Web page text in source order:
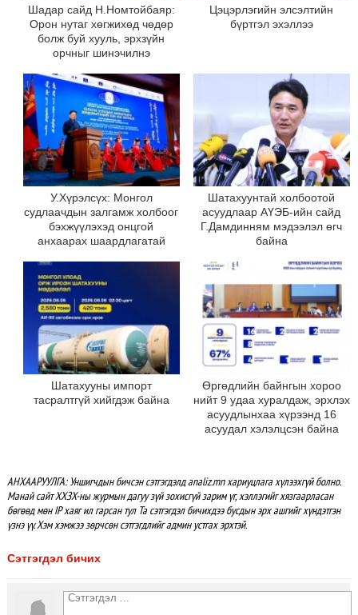
Шадар сайд Н.Номтойбаяр:
Орон нутаг хөгжихөд чөдөр
болж буй хууль, эрхзүйн
орчныг шинэчилнэ
Цэцэрлэгийн элсэлтийн
бүртгэл эхэллээ
У.Хүрэлсүх: Монгол
судлаачдын залгамж холбоог
бэхжүүлэхэд онцгой
анхаарах шаардлагатай
Шатахуунтай холбоотой
асуудлаар АҮЭБ-ийн сайд
Г.Дамдинням мэдээлэл өгч
байна
Шатахууны импорт
тасралтгүй хийгдэж байна
Өргөдлийн байнгын хороо
нийт 9 удаа хуралдаж, эрхлэх
асуудлынхаа хүрээнд 16
асуудал хэлэлцсэн байна
АНХААРУУЛГА: Уншигчдын бичсэн сэтгэгдэлд analiz.mn хариуцлага хүлээхгүй болно.
Манай сайт ХХЗХ-ны журмын дагуу зүй зохисгүй зарим үг, хэллэгийг хязгаарласан
бөгөөд мөн IP хаяг ил гарсан тул Та сэтгэгдэл бичихдээ бусдын эрх ашгийг хүндэтгэн
үзнэ үү. Хэм хэмжээ зөрчсөн сэтгэгдлийг админ устгах эрхтэй.
Сэтгэгдэл бичих